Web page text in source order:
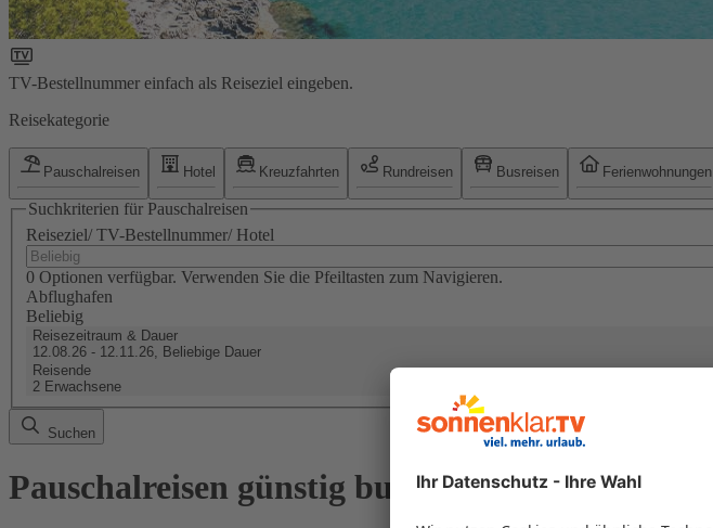
TV-Bestellnummer einfach als Reiseziel eingeben.
Reisekategorie
Pauschalreisen Hotel Kreuzfahrten Rundreisen Busreisen Ferienwohnungen
Suchkriterien für Pauschalreisen
Reiseziel/ TV-Bestellnummer/ Hotel
0 Optionen verfügbar. Verwenden Sie die Pfeiltasten zum Navigieren.
Abflughafen
Beliebig
Reisezeitraum & Dauer
12.08.26 - 12.11.26, Beliebige Dauer
Reisende
2 Erwachsene
Suchen
Pauschalreisen günstig buchen